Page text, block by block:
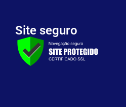
Site seguro